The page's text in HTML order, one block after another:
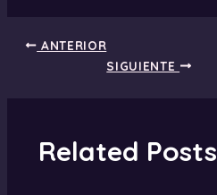
ANTERIOR
SIGUIENTE
Related Posts